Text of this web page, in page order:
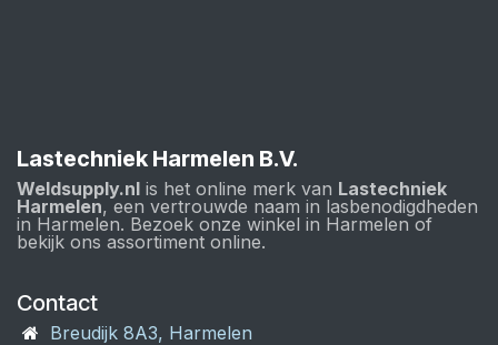
Lastechniek Harmelen B.V.
Weldsupply.nl is het online merk van Lastechniek
Harmelen, een vertrouwde naam in lasbenodigdheden
in Harmelen. Bezoek onze winkel in Harmelen of
bekijk ons assortiment online.
Contact
Breudijk 8A3, Harmelen